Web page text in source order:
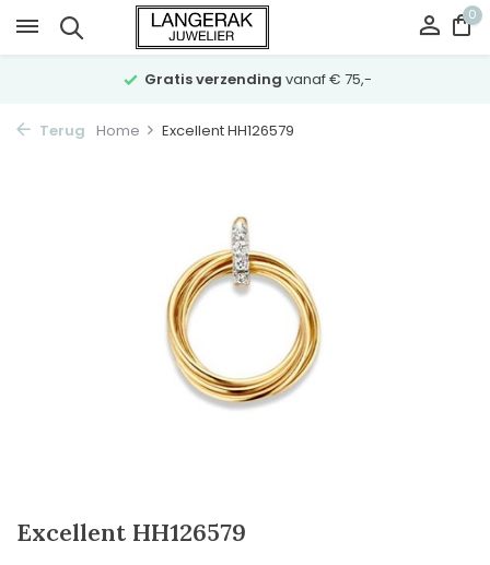
0
Gratis verzending vanaf € 75,-
Terug Home Excellent HH126579
Excellent HH126579